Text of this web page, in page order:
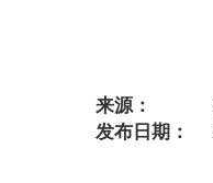
来源：
发布日期：